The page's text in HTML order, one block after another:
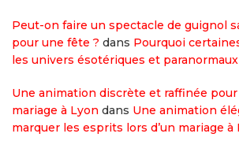
Peut-on faire un spectacle de guignol
pour une fête ? dans Pourquoi
les univers ésotériques et paranormaux
Une animation discrète et raffinée
mariage à Lyon dans Une animation
marquer les esprits lors d’un mariage à